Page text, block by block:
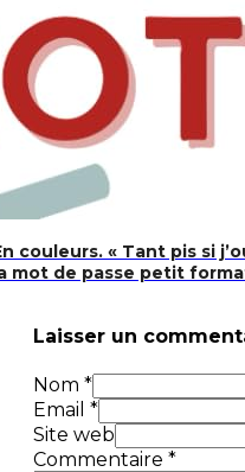
couleurs. « Tant pis si
mot de passe petit
Laisser un
Nom *
Email *
Site web
Commentaire *